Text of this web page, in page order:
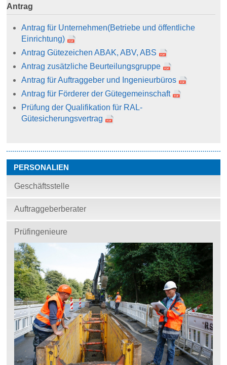
Antrag
Antrag für Unternehmen(Betriebe und öffentliche
Einrichtung)
Antrag Gütezeichen ABAK, ABV, ABS
Antrag zusätzliche Beurteilungsgruppe
Antrag für Auftraggeber und Ingenieurbüros
Antrag für Förderer der Gütegemeinschaft
Prüfung der Qualifikation für RAL-
Gütesicherungsvertrag
PERSONALIEN
Geschäftsstelle
Auftraggeberberater
Prüfingenieure